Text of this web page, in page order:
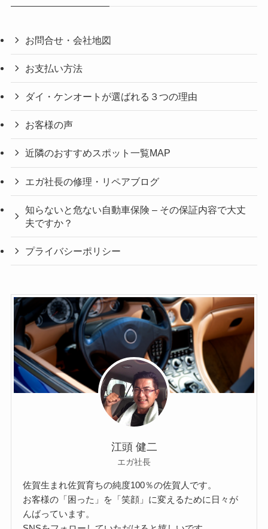
お問合せ・会社地図
お支払い方法
ダイ・ケンオートが選ばれる３つの理由
お客様の声
近隣のおすすめスポット一覧MAP
エガ社長の修理・リペアブログ
知らないと危ない自動車保険 – その保証内容で大丈
夫ですか？
プライバシーポリシー
江頭 健二
エガ社長
佐賀生まれ佐賀育ちの純度100％の佐賀人です。
お客様の「困った」を「笑顔」に変えるために日々が
んばっています。